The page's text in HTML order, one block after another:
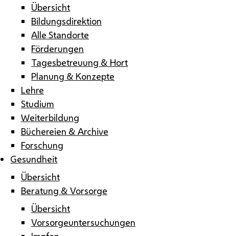
Übersicht
Bildungsdirektion
Alle Standorte
Förderungen
Tagesbetreuung & Hort
Planung & Konzepte
Lehre
Studium
Weiterbildung
Büchereien & Archive
Forschung
Gesundheit
Übersicht
Beratung & Vorsorge
Übersicht
Vorsorgeuntersuchungen